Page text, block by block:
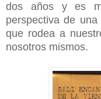
dos años y es
perspectiva de
que rodea a
nosotros mismos.